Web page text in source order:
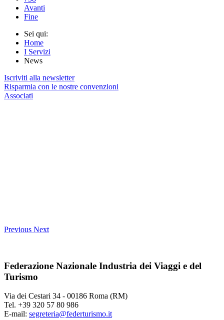
Avanti
Fine
Sei qui:
Home
I Servizi
News
Iscriviti alla newsletter
Risparmia con le nostre convenzioni
Associati
Previous Next
Federazione Nazionale Industria dei Viaggi e del
Turismo
Via dei Cestari 34 - 00186 Roma (RM)
Tel. +39 320 57 80 986
E-mail: segreteria@federturismo.it